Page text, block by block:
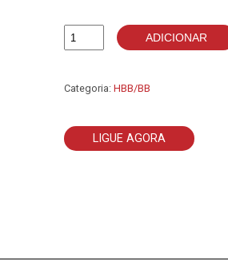
Quantidade
ADICIONAR
Categoria: HBB/BB
LIGUE AGORA